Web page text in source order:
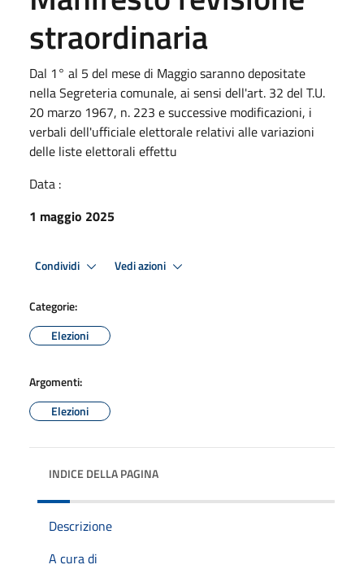
straordinaria
Dal 1° al 5 del mese di Maggio saranno depositate
nella Segreteria comunale, ai sensi dell'art. 32 del T.U.
20 marzo 1967, n. 223 e successive modificazioni, i
verbali dell'ufficiale elettorale relativi alle variazioni
delle liste elettorali effettu
Data :
1 maggio 2025
Condividi Vedi azioni
Categorie:
Elezioni
Argomenti:
Elezioni
INDICE DELLA PAGINA
Descrizione
A cura di